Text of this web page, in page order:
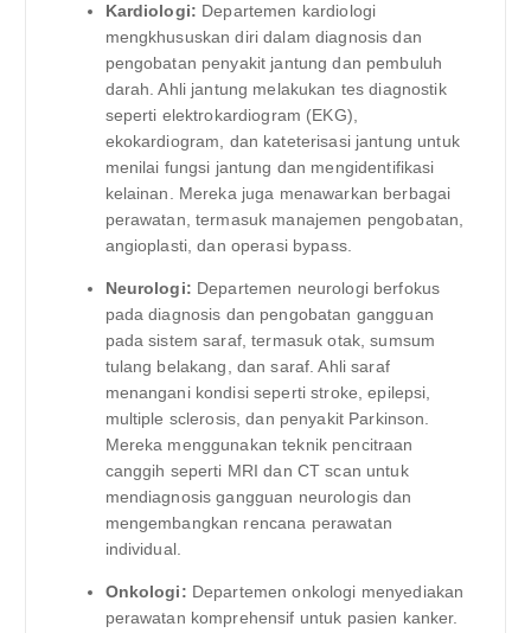
Kardiologi: Departemen kardiologi
mengkhususkan diri dalam diagnosis dan
pengobatan penyakit jantung dan pembuluh
darah. Ahli jantung melakukan tes diagnostik
seperti elektrokardiogram (EKG),
ekokardiogram, dan kateterisasi jantung untuk
menilai fungsi jantung dan mengidentifikasi
kelainan. Mereka juga menawarkan berbagai
perawatan, termasuk manajemen pengobatan,
angioplasti, dan operasi bypass.
Neurologi: Departemen neurologi berfokus
pada diagnosis dan pengobatan gangguan
pada sistem saraf, termasuk otak, sumsum
tulang belakang, dan saraf. Ahli saraf
menangani kondisi seperti stroke, epilepsi,
multiple sclerosis, dan penyakit Parkinson.
Mereka menggunakan teknik pencitraan
canggih seperti MRI dan CT scan untuk
mendiagnosis gangguan neurologis dan
mengembangkan rencana perawatan
individual.
Onkologi: Departemen onkologi menyediakan
perawatan komprehensif untuk pasien kanker.